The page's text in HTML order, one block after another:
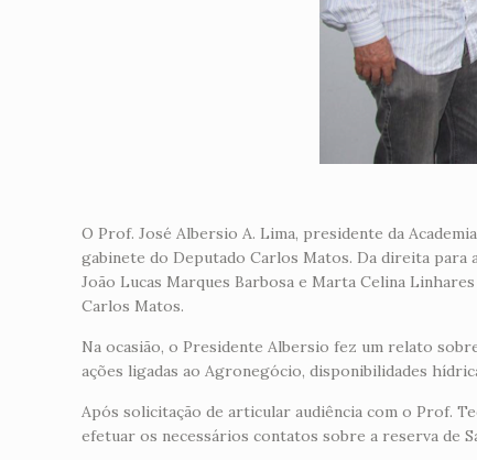
O Prof. José Albersio A. Lima, presidente da
gabinete do Deputado Carlos Matos. Da direita para
João Lucas Marques Barbosa e Marta Celina
Carlos Matos.
Na ocasião, o Presidente Albersio fez um relato
ações ligadas ao Agronegócio, disponibilidades
Após solicitação de articular audiência com o Prof.
efetuar os necessários contatos sobre a reserva de